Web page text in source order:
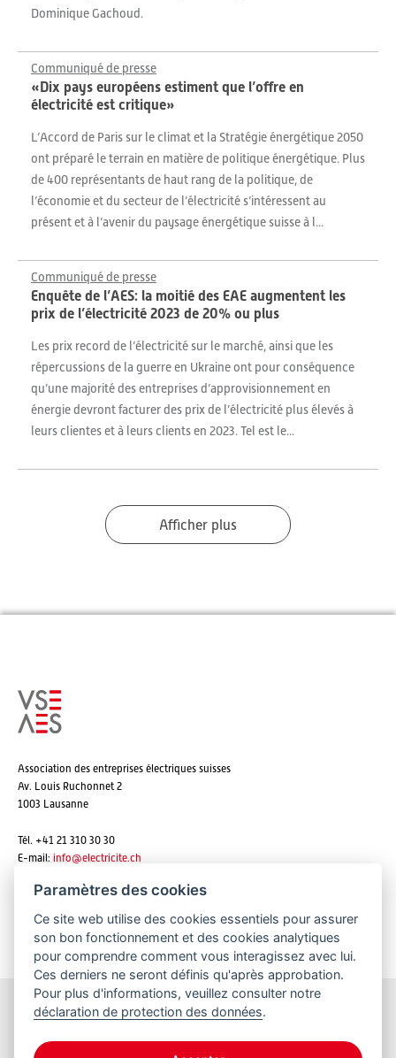
Dominique Gachoud.
Communiqué de presse
«Dix pays européens estiment que l’offre en
électricité est critique»
L’Accord de Paris sur le climat et la Stratégie énergétique 2050
ont préparé le terrain en matière de politique énergétique. Plus
de 400 représentants de haut rang de la politique, de
l’économie et du secteur de l’électricité s’intéressent au
présent et à l’avenir du paysage énergétique suisse à l...
Communiqué de presse
Enquête de l’AES: la moitié des EAE augmentent les
prix de l’électricité 2023 de 20% ou plus
Les prix record de l’électricité sur le marché, ainsi que les
répercussions de la guerre en Ukraine ont pour conséquence
qu’une majorité des entreprises d’approvisionnement en
énergie devront facturer des prix de l’électricité plus élevés à
leurs clientes et à leurs clients en 2023. Tel est le...
Afficher plus
Association des entreprises électriques suisses
Av. Louis Ruchonnet 2
1003 Lausanne
Tél. +41 21 310 30 30
E-mail: info@electricite.ch
S'abonner aux newsletters
Restez informés
Paramètres des cookies
Ce site web utilise des cookies essentiels pour assurer
son bon fonctionnement et des cookies analytiques
pour comprendre comment vous interagissez avec lui.
Ces derniers ne seront définis qu'après approbation.
Pour plus d'informations, veuillez consulter notre
déclaration de protection des données.